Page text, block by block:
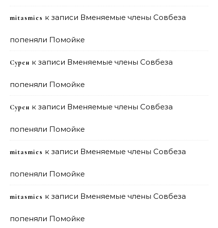
mitasmies к записи Вменяемые члены Совбеза
попеняли Помойке
Сурен к записи Вменяемые члены Совбеза
попеняли Помойке
Сурен к записи Вменяемые члены Совбеза
попеняли Помойке
mitasmies к записи Вменяемые члены Совбеза
попеняли Помойке
mitasmies к записи Вменяемые члены Совбеза
попеняли Помойке